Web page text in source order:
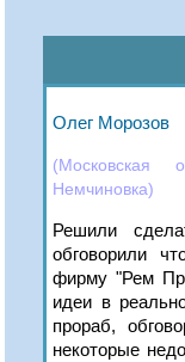
Олег Морозов
(Московская
Немчиновка)
Решили
обговорили
фирму "Рем
идеи в
прораб,
некоторые